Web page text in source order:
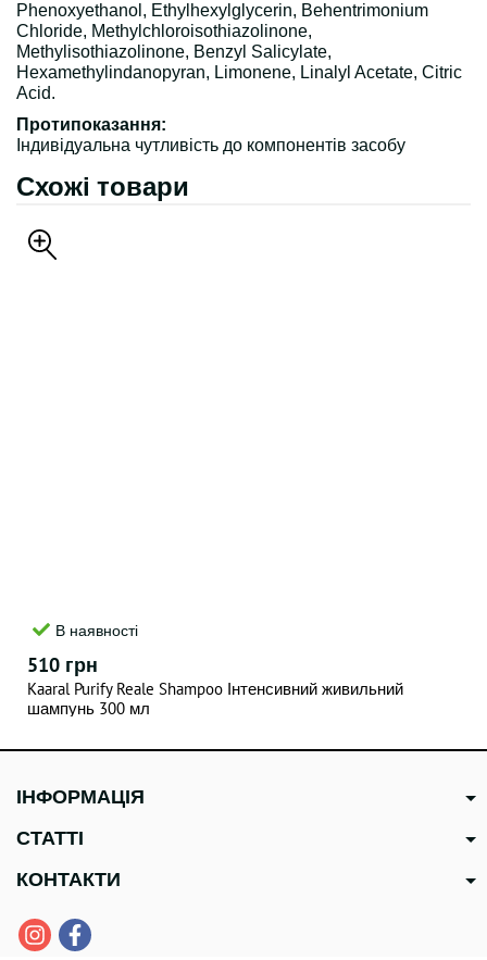
Phenoxyethanol, Ethylhexylglycerin, Behentrimonium
Chloride, Methylchloroisothiazolinone,
Methylisothiazolinone, Benzyl Salicylate,
Hexamethylindanopyran, Limonene, Linalyl Acetate, Citric
Acid.
Протипоказання:
Індивідуальна чутливість до компонентів засобу
Схожі товари
В наявності
510 грн
Kaaral Purify Reale Shampoo Інтенсивний живильний
шампунь 300 мл
ІНФОРМАЦІЯ
СТАТТІ
КОНТАКТИ